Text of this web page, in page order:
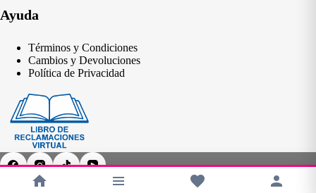
Ayuda
Términos y Condiciones
Cambios y Devoluciones
Política de Privacidad